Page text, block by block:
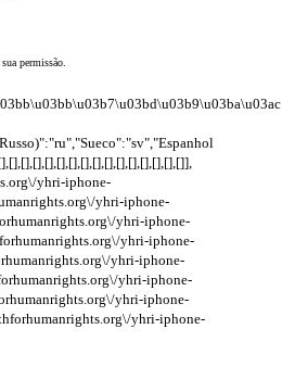
permissão.
yhri-iphone-
yhri-iphone-
yhri-iphone-
yhri-iphone-
yhri-iphone-
yhri-iphone-
yhri-iphone-
yhri-iphone-